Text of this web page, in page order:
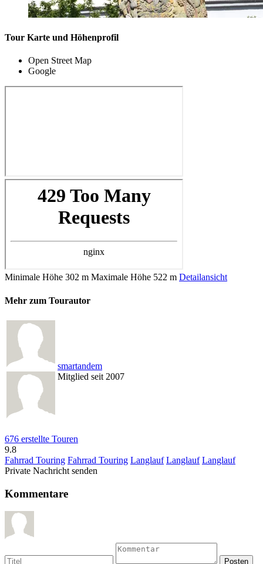
Tour Karte und Höhenprofil
Open Street Map
Google
Minimale Höhe 302 m Maximale Höhe 522 m Detailansicht
Mehr zum Tourautor
smartandem
Mitglied seit 2007
676 erstellte Touren
9.8
Fahrrad Touring Fahrrad Touring Langlauf Langlauf Langlauf
Private Nachricht senden
Kommentare